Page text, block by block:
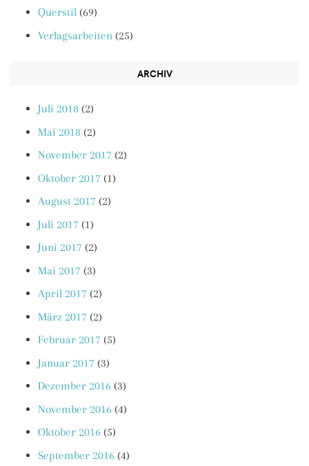
Querstil (69)
Verlagsarbeiten (25)
ARCHIV
Juli 2018 (2)
Mai 2018 (2)
November 2017 (2)
Oktober 2017 (1)
August 2017 (2)
Juli 2017 (1)
Juni 2017 (2)
Mai 2017 (3)
April 2017 (2)
März 2017 (2)
Februar 2017 (5)
Januar 2017 (3)
Dezember 2016 (3)
November 2016 (4)
Oktober 2016 (5)
September 2016 (4)